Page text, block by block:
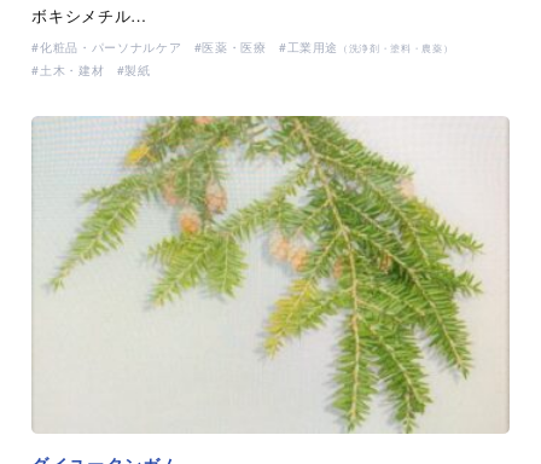
ボキシメチル…
化粧品・パーソナルケア 医薬・医療 工業用途 （洗浄剤・塗料・農薬）
土木・建材 製紙